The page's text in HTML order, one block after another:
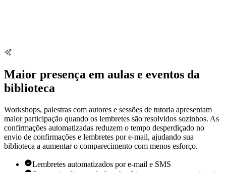
Maior presença em aulas e eventos da
biblioteca
Workshops, palestras com autores e sessões de tutoria apresentam
maior participação quando os lembretes são resolvidos sozinhos. As
confirmações automatizadas reduzem o tempo desperdiçado no
envio de confirmações e lembretes por e-mail, ajudando sua
biblioteca a aumentar o comparecimento com menos esforço.
Lembretes automatizados por e-mail e SMS